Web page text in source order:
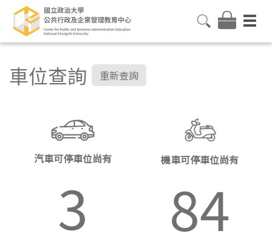
車位查詢 重新查詢
汽車可停車位尚有
3
機車可停車位尚有
84